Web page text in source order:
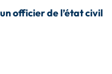
officier de l’état civil